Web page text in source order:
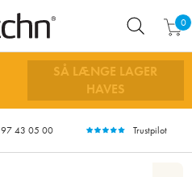
0
SÅ LÆNGE LAGER
HAVES
97 43 05 00 Trustpilot